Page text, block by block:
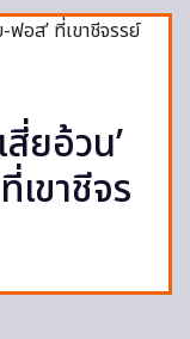
ยอ้วน’
เขาชีจร